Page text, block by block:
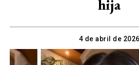
hija
4 de abril de 2026